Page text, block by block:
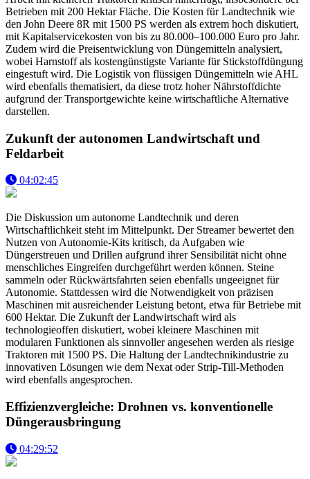
Betrieben mit 200 Hektar Fläche. Die Kosten für Landtechnik wie
den John Deere 8R mit 1500 PS werden als extrem hoch diskutiert,
mit Kapitalservicekosten von bis zu 80.000–100.000 Euro pro Jahr.
Zudem wird die Preisentwicklung von Düngemitteln analysiert,
wobei Harnstoff als kostengünstigste Variante für Stickstoffdüngung
eingestuft wird. Die Logistik von flüssigen Düngemitteln wie AHL
wird ebenfalls thematisiert, da diese trotz hoher Nährstoffdichte
aufgrund der Transportgewichte keine wirtschaftliche Alternative
darstellen.
Zukunft der autonomen Landwirtschaft und
Feldarbeit
04:02:45
Die Diskussion um autonome Landtechnik und deren
Wirtschaftlichkeit steht im Mittelpunkt. Der Streamer bewertet den
Nutzen von Autonomie-Kits kritisch, da Aufgaben wie
Düngerstreuen und Drillen aufgrund ihrer Sensibilität nicht ohne
menschliches Eingreifen durchgeführt werden können. Steine
sammeln oder Rückwärtsfahrten seien ebenfalls ungeeignet für
Autonomie. Stattdessen wird die Notwendigkeit von präzisen
Maschinen mit ausreichender Leistung betont, etwa für Betriebe mit
600 Hektar. Die Zukunft der Landwirtschaft wird als
technologieoffen diskutiert, wobei kleinere Maschinen mit
modularen Funktionen als sinnvoller angesehen werden als riesige
Traktoren mit 1500 PS. Die Haltung der Landtechnikindustrie zu
innovativen Lösungen wie dem Nexat oder Strip-Till-Methoden
wird ebenfalls angesprochen.
Effizienzvergleiche: Drohnen vs. konventionelle
Düngerausbringung
04:29:52